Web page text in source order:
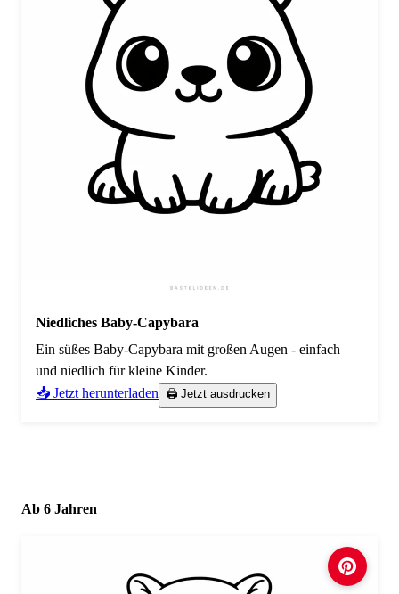
Niedliches Baby-Capybara
Ein süßes Baby-Capybara mit großen Augen - einfach
und niedlich für kleine Kinder.
📥 Jetzt herunterladen
🖨️ Jetzt ausdrucken
Ab 6 Jahren